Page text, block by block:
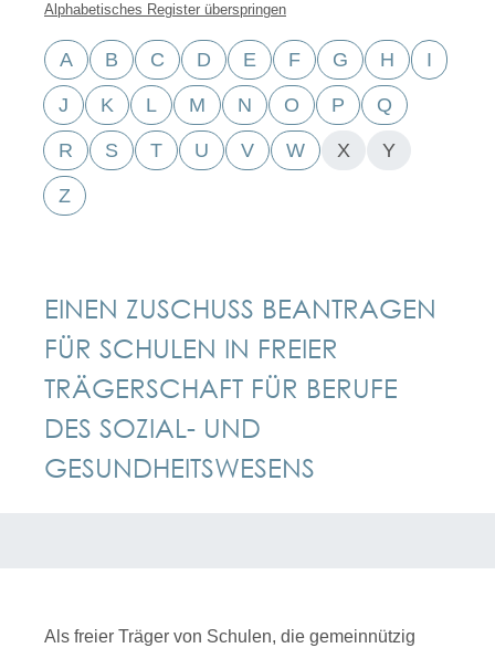
Alphabetisches Register überspringen
A B C D E F G H I
J K L M N O P Q
R S T U V W X Y
Z
EINEN ZUSCHUSS BEANTRAGEN
FÜR SCHULEN IN FREIER
TRÄGERSCHAFT FÜR BERUFE
DES SOZIAL- UND
GESUNDHEITSWESENS
Als freier Träger von Schulen, die gemeinnützig